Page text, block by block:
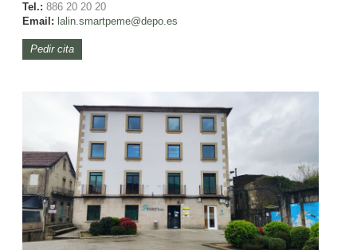
Tel.: 886 20 20 20
Email: lalin.smartpeme@depo.es
Pedir cita